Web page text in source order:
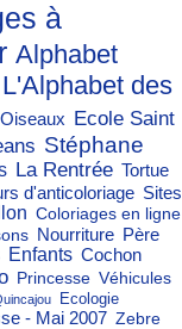
à
Alphabet
L'Alphabet des
Oiseaux Ecole Saint
Stéphane
La Rentrée Tortue
d'anticoloriage Sites
Coloriages en ligne
Nourriture Père
Enfants Cochon
Princesse Véhicules
Ecologie
- Mai 2007 Zebre